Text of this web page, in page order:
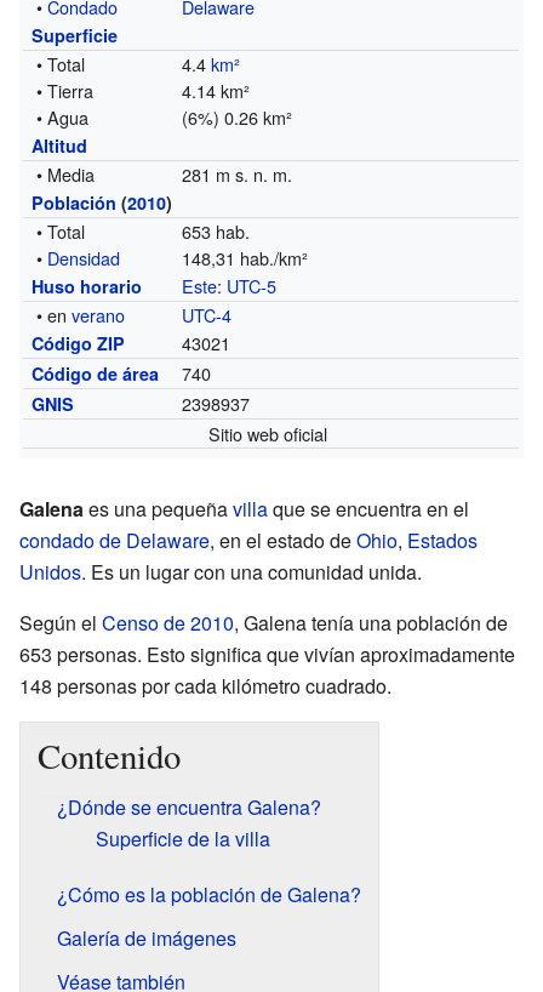
•Condado Delaware
Superficie
• Total 4.4km²
• Tierra
4.14 km²
• Agua
(6%) 0.26 km²
Altitud
• Media 281 m s. n. m.
Población (2010)
• Total
653 hab.
• Densidad 148,31 hab./km²
Huso horario Este: UTC-5
• enverano UTC-4
Código ZIP 43021
Código de área 740
GNIS
2398937
Sitio web oficial
Galenaes una pequeñavillaque se encuentra en el
condado de Delaware, en el estado deOhio, Estados
Unidos. Es un lugar con una comunidad unida.
Según el Censo de 2010, Galena tenía una población de
653 personas. Esto significa que vivían aproximadamente
148 personas por cada kilómetro cuadrado.
Contenido
¿Dónde se encuentra Galena?
Superficie de la villa
¿Cómo es la población de Galena?
Galería de imágenes
Véase también